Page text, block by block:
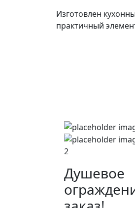
Изготовлен
практичный
2
Душевое